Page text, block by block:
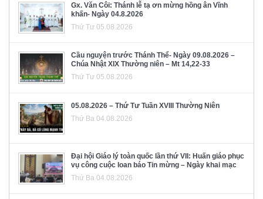
Gx. Văn Côi: Thánh lễ tạ ơn mừng hồng ân Vĩnh
khấn- Ngày 04.8.2026
Thứ Tư 05.08.2026
Cầu nguyện trước Thánh Thể- Ngày 09.08.2026 –
Chúa Nhật XIX Thường niên – Mt 14,22-33
Thứ Tư 05.08.2026
05.08.2026 – Thứ Tư Tuần XVIII Thường Niên
Thứ Ba 04.08.2026
Đại hội Giáo lý toàn quốc lần thứ VII: Huấn giáo phục
vụ công cuộc loan báo Tin mừng – Ngày khai mạc
Thứ Ba 04.08.2026